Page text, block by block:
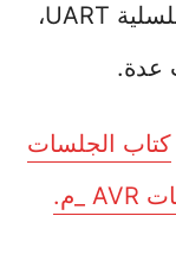
الاتصالات التسلسلية والنافذة التسلسلية UART،
كتاب الجلسات
العملية لمادة المعالجات والمتحكمات AVR _م.